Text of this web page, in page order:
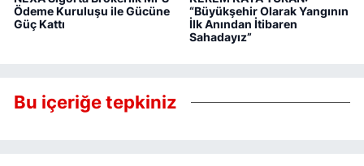
Ödeme Kuruluşu ile Gücüne
Güç Kattı
“Büyükşehir Olarak Yangının
İlk Anından İtibaren
Sahadayız”
Bu içeriğe tepkiniz